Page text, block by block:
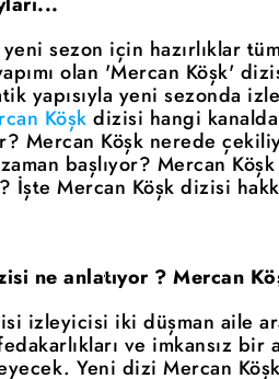
sezon için hazırlıklar
olan 'Mercan Köşk'
yapısıyla yeni sezonda
Köşk dizisi hangi
Mercan Köşk nerede
başlıyor? Mercan
İşte Mercan Köşk dizisi
ne anlatıyor ? Mercan
izleyicisi iki düşman aile
ve imkansız bir
Yeni dizi Mercan